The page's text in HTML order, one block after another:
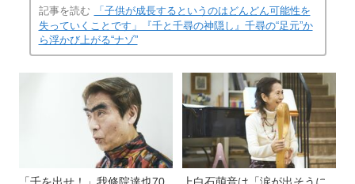
記事を読む
「子供が成長するというのはどんどん可能性を
失っていくことです」『千と千尋の神隠し』千尋の“足元”か
ら浮かび上がる“ナゾ”